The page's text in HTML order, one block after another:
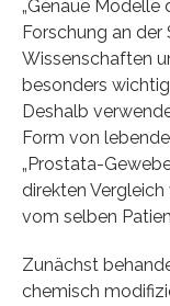
„Genaue Modelle
Forschung an
Wissenschaften
besonders
Deshalb
Form von
„Prostata-
direkten
vom selben
Zunächst
chemisch